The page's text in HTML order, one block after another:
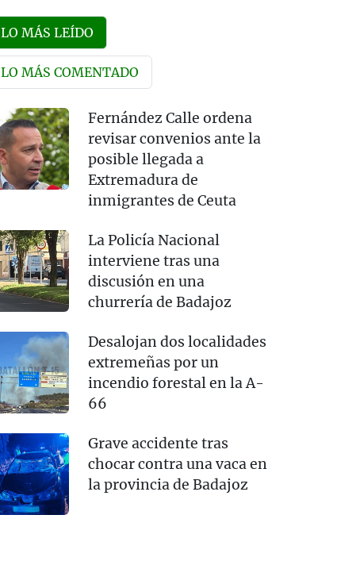
LO MÁS LEÍDO
LO MÁS COMENTADO
Fernández Calle ordena
revisar convenios ante la
posible llegada a
Extremadura de
inmigrantes de Ceuta
La Policía Nacional
interviene tras una
discusión en una
churrería de Badajoz
Desalojan dos localidades
extremeñas por un
incendio forestal en la A-
66
Grave accidente tras
chocar contra una vaca en
la provincia de Badajoz